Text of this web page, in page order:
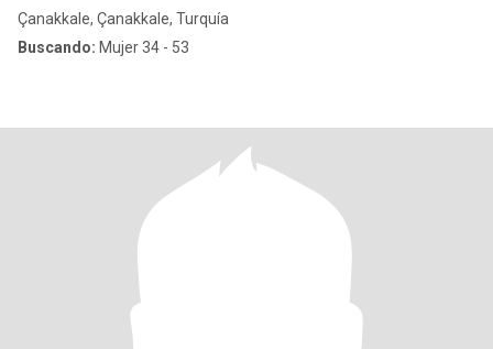
Çanakkale, Çanakkale, Turquía
Buscando: Mujer 34 - 53